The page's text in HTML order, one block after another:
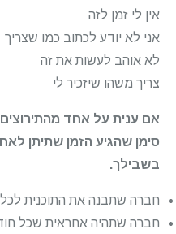
אין לי זמן לזה
אני לא יודע לכתוב כמו שצריך
לא אוהב לעשות את זה
צריך משהו שיזכיר לי
אם ענית על אחד מהתירוצים
סימן שהגיע הזמן שתיתן
בשבילך.
חברה שתבנה את התוכנית
חברה שתהיה אחראית שכל